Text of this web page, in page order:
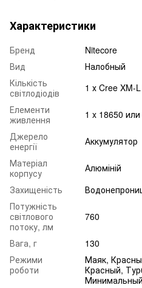
Характеристики
Бренд
Nitecore
Вид
Налобный
Кількість
світлодіодів
1 х Cree XM-
Елементи
живлення
1 x 18650
Джерело
енергії
Аккумулятор
Матеріал
корпусу
Алюміній
Захищеність
Потужність
світлового
потоку, лм
760
Вага, г
130
Режими
роботи
Маяк,
Красный,